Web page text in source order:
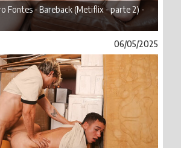
Fontes - Bareback (Metiflix - parte 2) -
06/05/2025